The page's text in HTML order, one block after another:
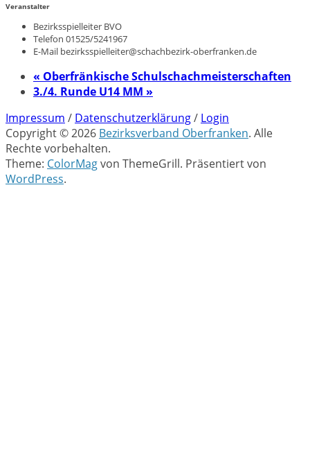
Veranstalter
Bezirksspielleiter BVO
Telefon 01525/5241967
E-Mail bezirksspielleiter@schachbezirk-oberfranken.de
« Oberfränkische Schulschachmeisterschaften
3./4. Runde U14 MM »
Impressum / Datenschutzerklärung/ Login
Copyright © 2026 Bezirksverband Oberfranken. Alle
Rechte vorbehalten.
Theme: ColorMagvon ThemeGrill. Präsentiert von
WordPress.